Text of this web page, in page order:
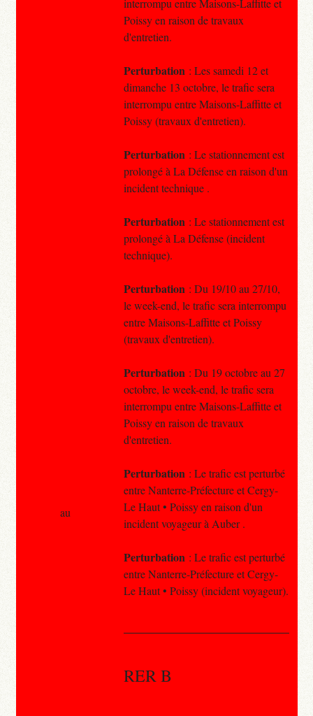
interrompu entre Maisons-Laffitte et
Poissy en raison de travaux
d'entretien.
Perturbation : Les samedi 12 et
dimanche 13 octobre, le trafic sera
interrompu entre Maisons-Laffitte et
Poissy (travaux d'entretien).
Perturbation : Le stationnement est
prolongé à La Défense en raison d'un
incident technique .
Perturbation : Le stationnement est
prolongé à La Défense (incident
technique).
Perturbation : Du 19/10 au 27/10,
le week-end, le trafic sera interrompu
entre Maisons-Laffitte et Poissy
(travaux d'entretien).
Perturbation : Du 19 octobre au 27
octobre, le week-end, le trafic sera
interrompu entre Maisons-Laffitte et
Poissy en raison de travaux
d'entretien.
Perturbation : Le trafic est perturbé
entre Nanterre-Préfecture et Cergy-
Le Haut • Poissy en raison d'un
incident voyageur à Auber .
Perturbation : Le trafic est perturbé
entre Nanterre-Préfecture et Cergy-
Le Haut • Poissy (incident voyageur).
RER B
au